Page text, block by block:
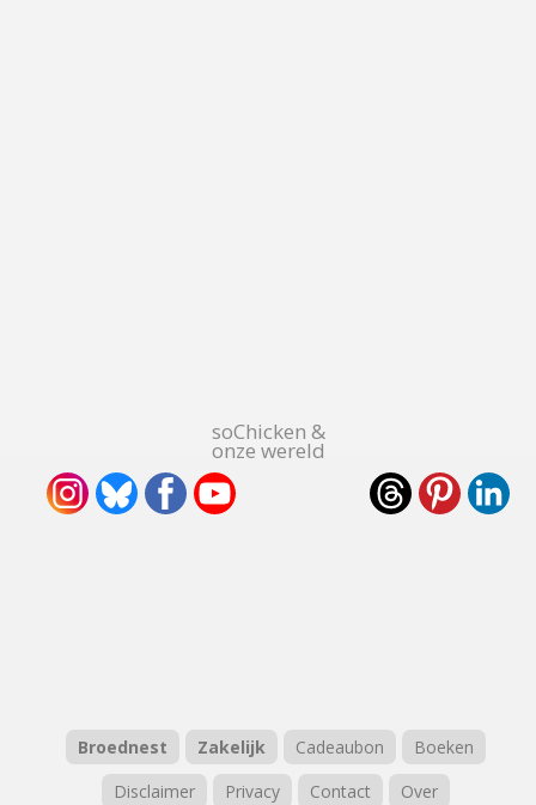
soChicken &
onze wereld
Broednest Zakelijk Cadeaubon
Boeken
Disclaimer
Privacy Contact Over